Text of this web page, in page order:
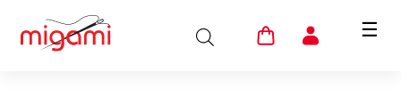
☰